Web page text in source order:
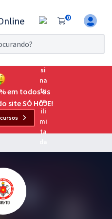
0
7 dias!
o Exame da
as principais
em todos os
site SÓ HOJE!